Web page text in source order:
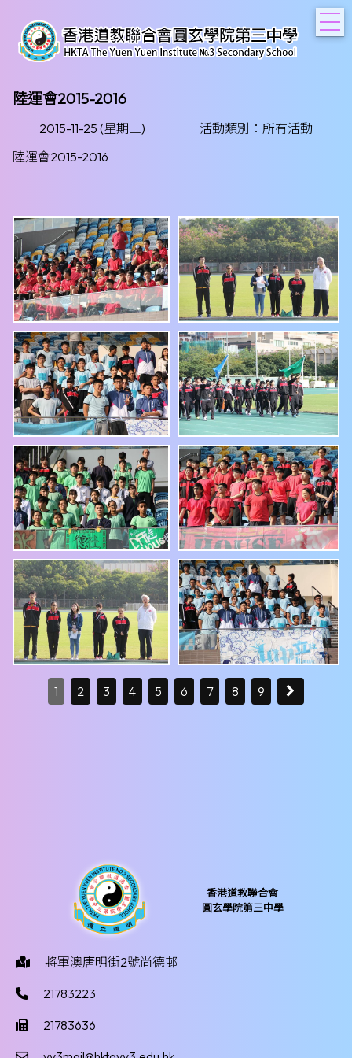
陸運會2015-2016
2015-11-25 (星期三)
活動類別：所有活動
陸運會2015-2016
1 2 3 4 5 6 7 8 9
香港道教聯合會
圓玄學院第三中學
將軍澳唐明街2號尚德邨
21783223
21783636